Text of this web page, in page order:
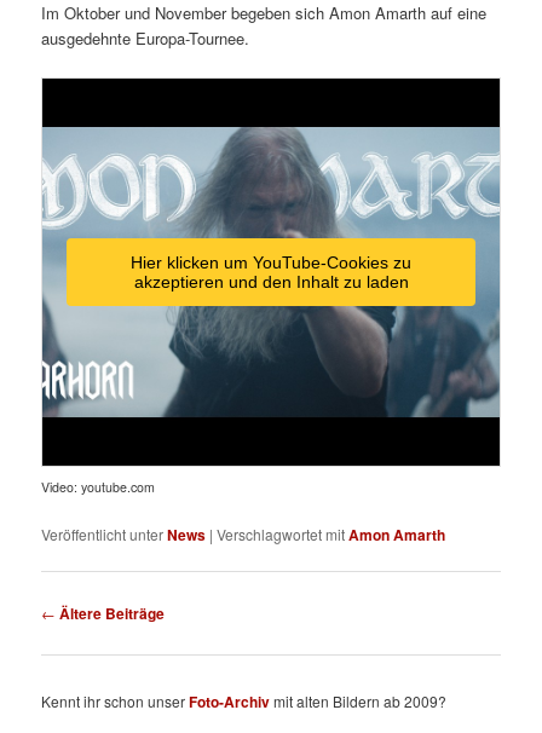
Im Oktober und November begeben sich Amon Amarth auf eine
ausgedehnte Europa-Tournee.
Hier klicken um YouTube-Cookies zu
akzeptieren und den Inhalt zu laden
Video: youtube.com
Veröffentlicht unterNews |Verschlagwortet mitAmon Amarth
Beitragsnavigation
← Ältere Beiträge
Kennt ihr schon unserFoto-Archivmit alten Bildern ab 2009?